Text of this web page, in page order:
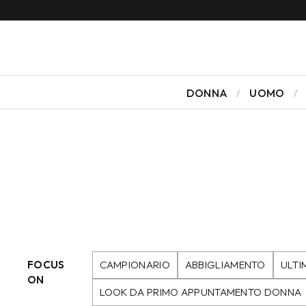
DONNA UOMO
FOCUS
ON
CAMPIONARIO ABBIGLIAMENTO
LOOK DA PRIMO APPUNTAMENTO DONNA